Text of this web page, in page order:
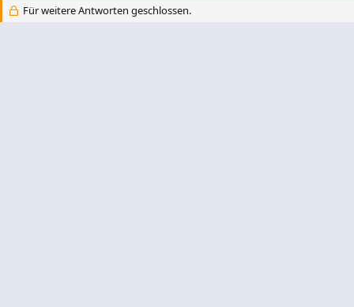
s
s
Für weitere Antworten geschlossen.